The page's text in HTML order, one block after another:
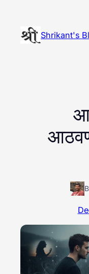
content
Shrikant's